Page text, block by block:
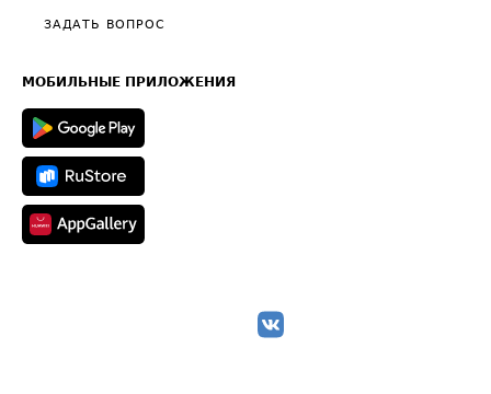
Общие положения
Полезное по перевозкам
Техническая информация
ЗАДАТЬ ВОПРОС
МОБИЛЬНЫЕ ПРИЛОЖЕНИЯ